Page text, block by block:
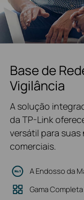
Base de
Vigilância
A solução
da TP-Link
versátil para
comerciais.
A Endosso da
Gama